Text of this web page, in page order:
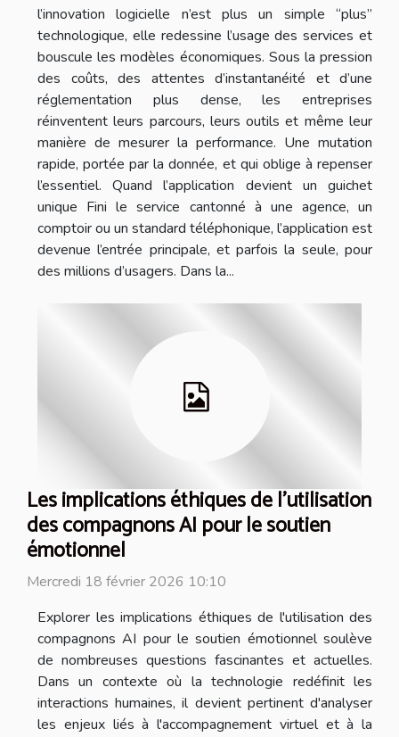
l’innovation logicielle n’est plus un simple “plus”
technologique, elle redessine l’usage des services et
bouscule les modèles économiques. Sous la pression
des coûts, des attentes d’instantanéité et d’une
réglementation plus dense, les entreprises
réinventent leurs parcours, leurs outils et même leur
manière de mesurer la performance. Une mutation
rapide, portée par la donnée, et qui oblige à repenser
l’essentiel. Quand l’application devient un guichet
unique Fini le service cantonné à une agence, un
comptoir ou un standard téléphonique, l’application est
devenue l’entrée principale, et parfois la seule, pour
des millions d’usagers. Dans la...
Les implications éthiques de l'utilisation
des compagnons AI pour le soutien
émotionnel
Mercredi 18 février 2026 10:10
Explorer les implications éthiques de l'utilisation des
compagnons AI pour le soutien émotionnel soulève
de nombreuses questions fascinantes et actuelles.
Dans un contexte où la technologie redéfinit les
interactions humaines, il devient pertinent d'analyser
les enjeux liés à l'accompagnement virtuel et à la